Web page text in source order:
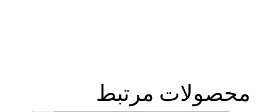
محصولات مرتبط